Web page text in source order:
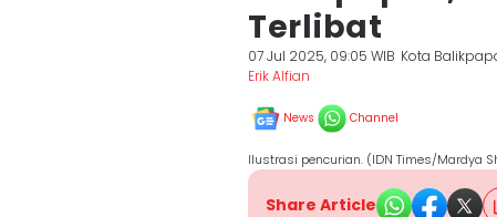
Terlibat
07 Jul 2025, 09:05 WIB Kota
Erik Alfian
News Channel
Ilustrasi pencurian. (IDN Times/Mardya
Share Article